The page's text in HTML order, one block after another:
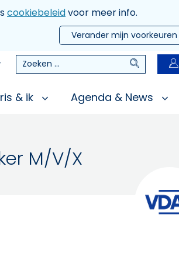
cookiebeleidvoor meer info.
Verander mijn voorkeuren
Zoeken Zoeken
& ik Agenda & News
M/V/X